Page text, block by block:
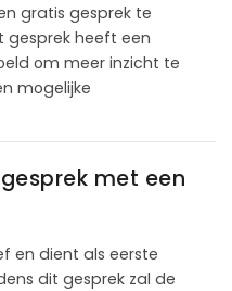
gratis gesprek te
heeft een
om meer inzicht te
mogelijke
met een
en dient als eerste
dit gesprek zal de